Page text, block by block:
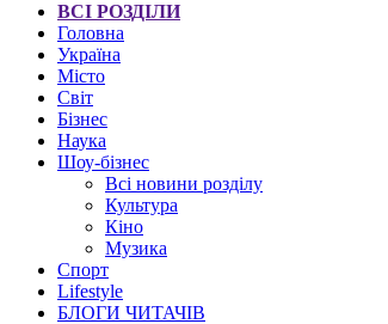
ВСІ РОЗДІЛИ
Головна
Україна
Місто
Світ
Бізнес
Наука
Шоу-бізнес
Всі новини розділу
Культура
Кіно
Музика
Спорт
Lifestyle
БЛОГИ ЧИТАЧІВ